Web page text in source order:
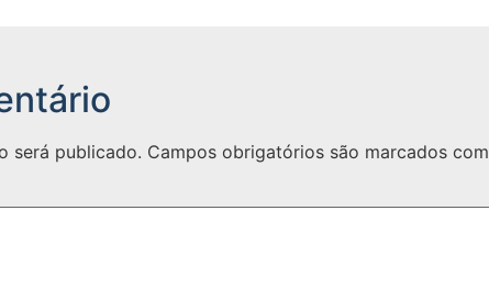
será publicado. Campos obrigatórios são marcados com